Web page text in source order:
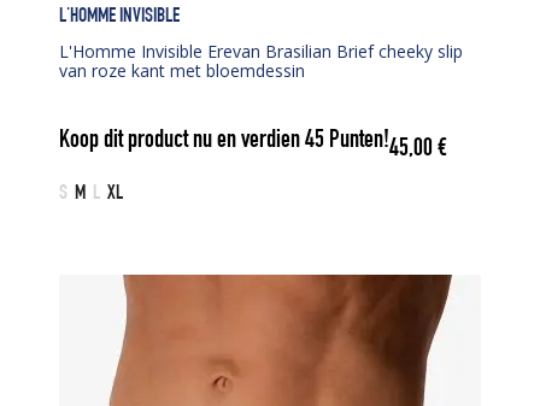
L'HOMME INVISIBLE
L'Homme Invisible Erevan Brasilian Brief cheeky slip
van roze kant met bloemdessin
Koop dit product nu en verdien45 Punten!45,00€
S M L XL